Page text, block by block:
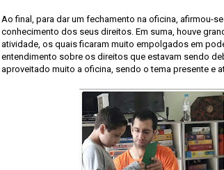
Ao final, para dar um fechamento na oficina, afirmou-
conhecimento dos seus direitos. Em suma, houve
atividade, os quais ficaram muito empolgados em
entendimento sobre os direitos que estavam sendo
aproveitado muito a oficina, sendo o tema presente e